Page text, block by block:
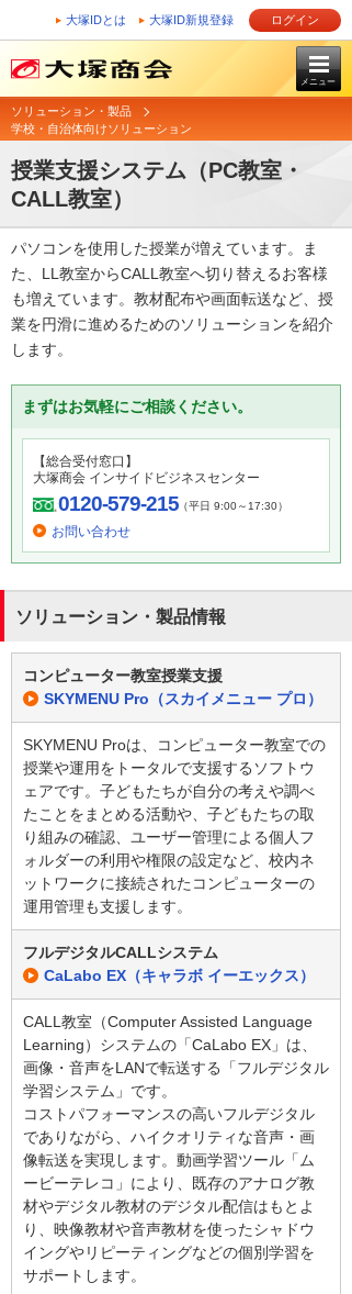
大塚IDとは 大塚ID新規登録 ログイン
メニュー
ソリューション・製品
学校・自治体向けソリューション
授業支援システム（PC教室・
CALL教室）
パソコンを使用した授業が増えています。ま
た、LL教室からCALL教室へ切り替えるお客様
も増えています。教材配布や画面転送など、授
業を円滑に進めるためのソリューションを紹介
します。
まずはお気軽にご相談ください。
【総合受付窓口】
大塚商会 インサイドビジネスセンター
0120-579-215（平日 9:00～17:30）
お問い合わせ
ソリューション・製品情報
コンピューター教室授業支援
SKYMENU Pro（スカイメニュー プロ）
SKYMENU Proは、コンピューター教室での
授業や運用をトータルで支援するソフトウ
ェアです。子どもたちが自分の考えや調べ
たことをまとめる活動や、子どもたちの取
り組みの確認、ユーザー管理による個人フ
ォルダーの利用や権限の設定など、校内ネ
ットワークに接続されたコンピューターの
運用管理も支援します。
フルデジタルCALLシステム
CaLabo EX（キャラボ イーエックス）
CALL教室（Computer Assisted Language
Learning）システムの「CaLabo EX」は、
画像・音声をLANで転送する「フルデジタル
学習システム」です。
コストパフォーマンスの高いフルデジタル
でありながら、ハイクオリティな音声・画
像転送を実現します。動画学習ツール「ム
ービーテレコ」により、既存のアナログ教
材やデジタル教材のデジタル配信はもとよ
り、映像教材や音声教材を使ったシャドウ
イングやリピーティングなどの個別学習を
サポートします。